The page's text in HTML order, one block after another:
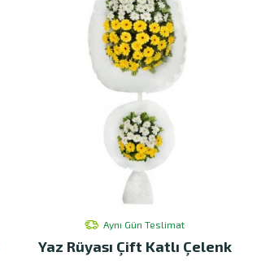
Aynı Gün Teslimat
Yaz Rüyası Çift Katlı Çelenk